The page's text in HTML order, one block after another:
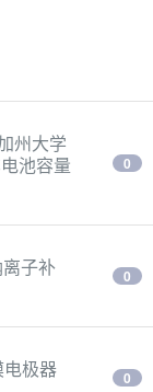
州大学
池容量
0
子补
0
极器
0